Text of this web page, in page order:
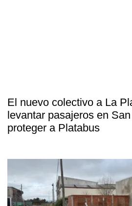
El nuevo colectivo a La
levantar pasajeros en
proteger a Platabus